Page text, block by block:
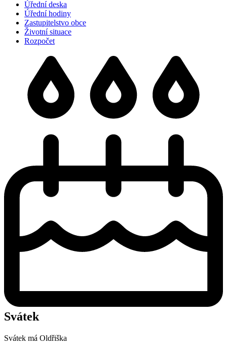
Úřední deska
Úřední hodiny
Zastupitelstvo obce
Životní situace
Rozpočet
Svátek
Svátek má Oldřiška